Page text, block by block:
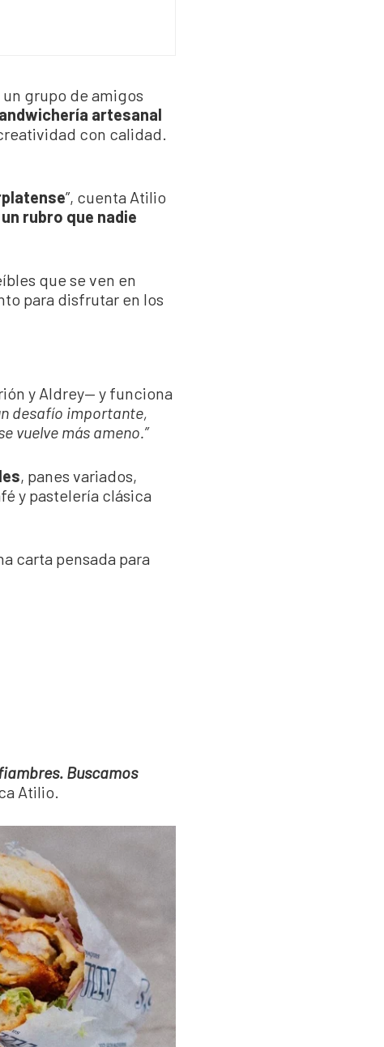
grupo de amigos
artesanal
con calidad.
”, cuenta Atilio
rubro que nadie
que se ven en
para disfrutar en los
y Aldrey— y funciona
desafío importante,
vuelve más ameno.”
, panes variados,
y pastelería clásica
carta pensada para
Buscamos
Atilio.